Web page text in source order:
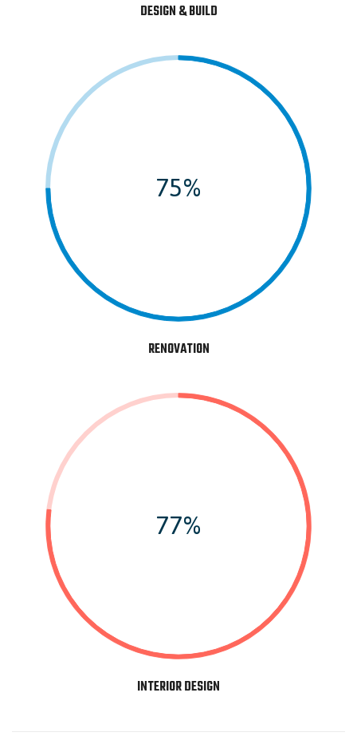
DESIGN & BUILD
75%
RENOVATION
77%
INTERIOR DESIGN